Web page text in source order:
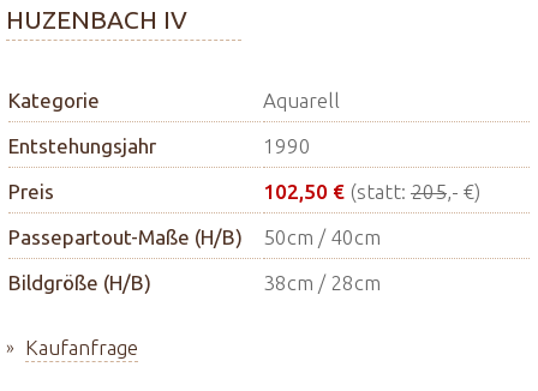
HUZENBACH IV
Kategorie
Aquarell
Entstehungsjahr
1990
Preis
102,50 € (statt: 205,- €)
Passepartout-Maße (H/B)
50cm / 40cm
Bildgröße (H/B)
38cm / 28cm
Kaufanfrage